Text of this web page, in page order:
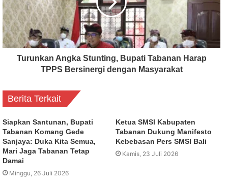
Turunkan Angka Stunting, Bupati Tabanan Harap
TPPS Bersinergi dengan Masyarakat
Berita Terkait
Siapkan Santunan, Bupati
Tabanan Komang Gede
Sanjaya: Duka Kita Semua,
Mari Jaga Tabanan Tetap
Damai
Minggu, 26 Juli 2026
Ketua SMSI Kabupaten
Tabanan Dukung Manifesto
Kebebasan Pers SMSI Bali
Kamis, 23 Juli 2026